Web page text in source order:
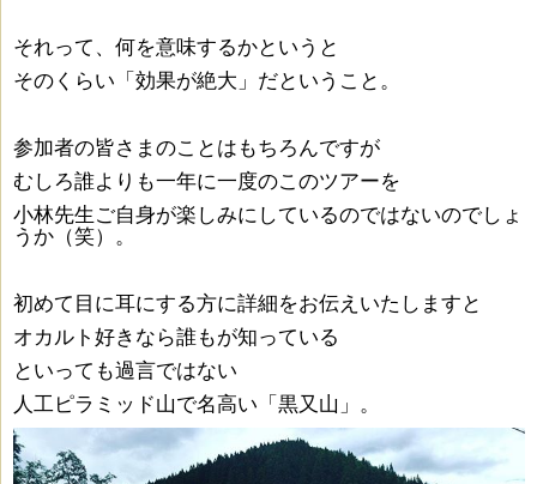
それって、何を意味するかというと
そのくらい「効果が絶大」だということ。
参加者の皆さまのことはもちろんですが
むしろ誰よりも一年に一度のこのツアーを
小林先生ご自身が楽しみにしているのではないのでしょ
うか（笑）。
初めて目に耳にする方に詳細をお伝えいたしますと
オカルト好きなら誰もが知っている
といっても過言ではない
人工ピラミッド山で名高い「黒又山」。